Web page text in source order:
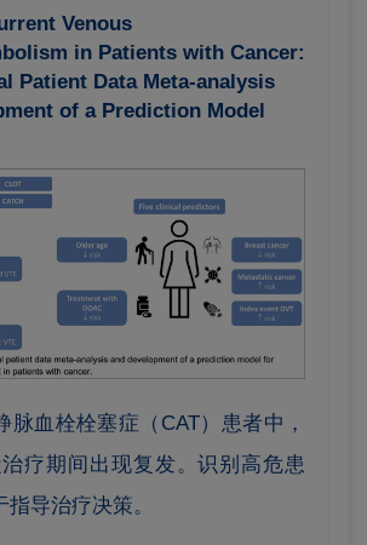
Venous
in Patients with Cancer:
Patient Data Meta-analysis
of a Prediction Model
脉血栓栓塞症（CAT）患者中，
疗期间出现复发。识别高危患
导治疗决策。